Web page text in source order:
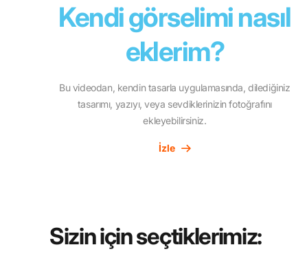
Kendi görselimi nasıl
eklerim?
Bu videodan, kendin tasarla uygulamasında, dilediğiniz
tasarımı, yazıyı, veya sevdiklerinizin fotoğrafını
ekleyebilirsiniz.
İzle
Sizin için seçtiklerimiz: